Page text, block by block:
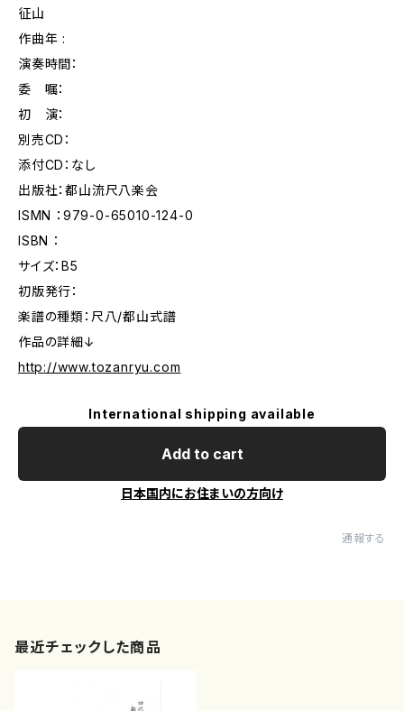
征山
作曲年 :
演奏時間：
委 嘱：
初 演：
別売CD：
添付CD：なし
出版社：都山流尺八楽会
ISMN ：979-0-65010-124-0
ISBN ：
サイズ：B5
初版発行：
楽譜の種類：尺八/都山式譜
作品の詳細↓
http://www.tozanryu.com
International shipping available
Add to cart
日本国内にお住まいの方向け
通報する
最近チェックした商品